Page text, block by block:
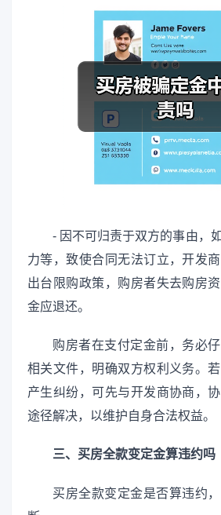
- 因不可归责于双方的事由，
力等，致使合同无法订立，开发
出台限购政策，购房者失去购房
金应退还。
购房者在支付定金前，务必
相关文件，明确双方权利义务。
产生纠纷，可先与开发商协商，
途径解决，以维护自身合法权益。
三、买房全款变定金算违约吗
买房全款变定金是否算违约